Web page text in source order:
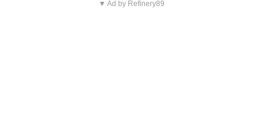
▼ Ad by Refinery89